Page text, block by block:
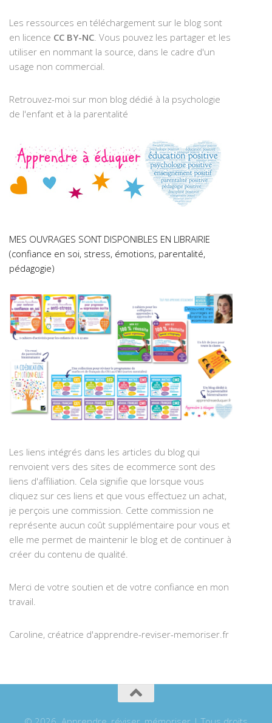
Les ressources en téléchargement sur le blog sont
en licence CC BY-NC. Vous pouvez les partager et les
utiliser en nommant la source, dans le cadre d'un
usage non commercial.
Retrouvez-moi sur mon blog dédié à la psychologie
de l'enfant et à la parentalité
MES OUVRAGES SONT DISPONIBLES EN LIBRAIRIE
(confiance en soi, stress, émotions, parentalité,
pédagogie)
Les liens intégrés dans les articles du blog qui
renvoient vers des sites de ecommerce sont des
liens d'affiliation. Cela signifie que lorsque vous
cliquez sur ces liens et que vous effectuez un achat,
je perçois une commission. Cette commission ne
représente aucun coût supplémentaire pour vous et
elle me permet de maintenir le blog et de continuer à
créer du contenu de qualité.
Merci de votre soutien et de votre confiance en mon
travail.
Caroline, créatrice d'apprendre-reviser-memoriser.fr